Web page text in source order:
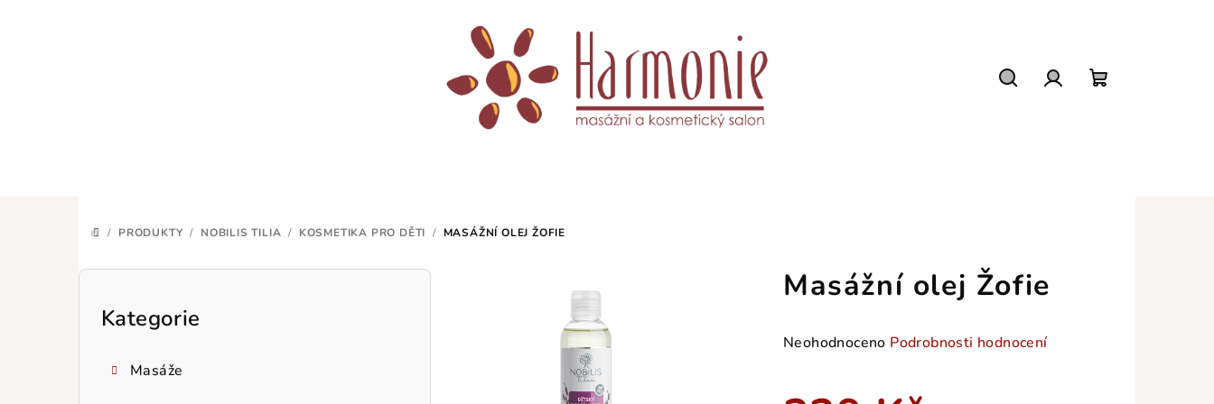
DOMŮ
/ PRODUKTY / NOBILIS TILIA / KOSMETIKA PRO DĚTI / MASÁŽNÍ OLEJ ŽOFIE
P
Přeskočit
Kategorie
Masáže
Masážní olej Žofie
Průměrné
Neohodnoceno Podrobnosti hodnocení